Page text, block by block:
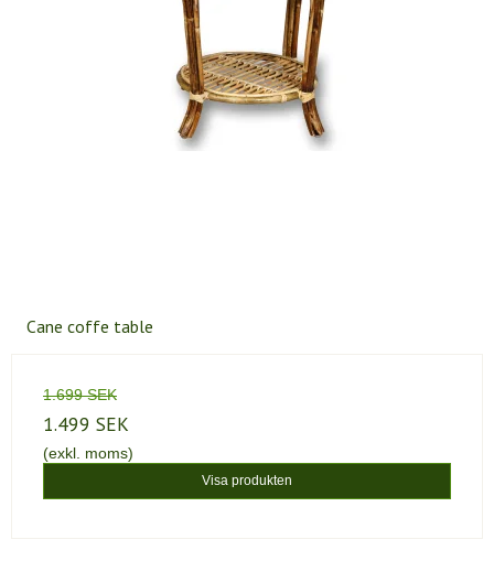
Cane coffe table
1.699 SEK
1.499 SEK
(exkl. moms)
Visa produkten